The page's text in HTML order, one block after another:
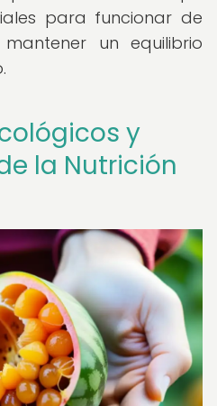
para funcionar de
un equilibrio
y
la Nutrición